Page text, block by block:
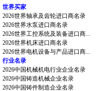
世界买家
2026世界轴承及齿轮进口商名录
2026世界水泵进口商名录
2026世界工控系统及装备进口商...
2026世界机床进口商名录
2026世界电机设备与产品进口商...
行业名录
2026中国机械机电行业企业名录
2026中国铸造机械企业名录
2026中国铸件制造企业名录